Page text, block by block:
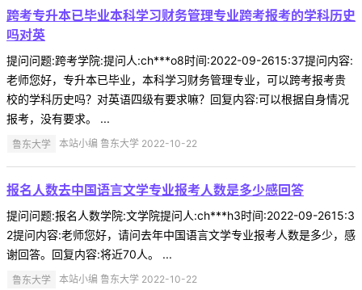
跨考专升本已毕业本科学习财务管理专业跨考报考的学科历史
吗对英
提问问题:跨考学院:提问人:ch***o8时间:2022-09-2615:37提问内容:
老师您好，专升本已毕业，本科学习财务管理专业，可以跨考报考贵
校的学科历史吗？对英语四级有要求嘛？回复内容:可以根据自身情况
报考，没有要求。 ...
鲁东大学 本站小编 鲁东大学 2022-10-22
报名人数去中国语言文学专业报考人数是多少感回答
提问问题:报名人数学院:文学院提问人:ch***h3时间:2022-09-2615:3
2提问内容:老师您好，请问去年中国语言文学专业报考人数是多少，感
谢回答。回复内容:将近70人。 ...
鲁东大学 本站小编 鲁东大学 2022-10-22